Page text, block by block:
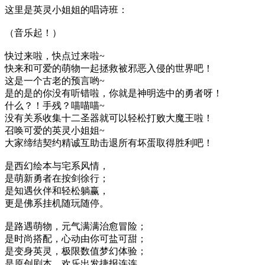
这里是英灵小姐姐的唱诗班：
（音乐起！）
快过来啦，快点过来啦~
快来和可爱的萌物一起拯救被邪恶入侵的世界吧！
这是一个古老的预言哟~
是的是的你没有听错啦，你就是神明选中的勇者呀！
什么？！手残？喵喵喵~
没有关系收集十二圣器就可以轻松打败大魔王啦！
召唤可爱的英灵小姐姐~
大家缔结契约精诚互助击退所有坏蛋取得胜利吧！
是西幻绘本与宅系风情，
是萌新勇者在按剑徐行；
是知遇伙伴和轻松躺赢，
更是佛系挂机随玩随停。
是路遇萌物，元气满满治愈冒险；
是时尚搭配，心动由你可盐可甜；
是变身英灵，极限数值梦幻体验；